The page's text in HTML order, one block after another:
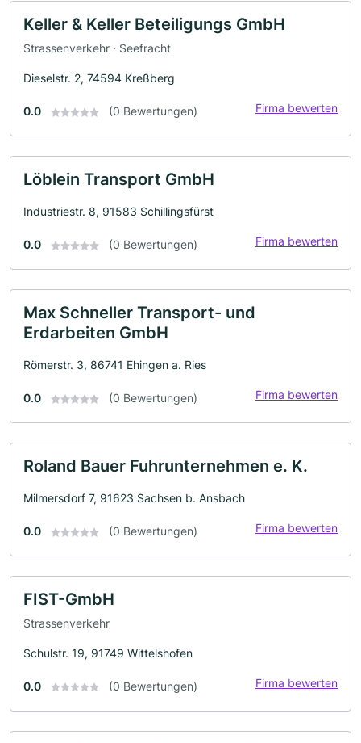
Keller & Keller Beteiligungs GmbH
Strassenverkehr · Seefracht
Dieselstr. 2, 74594 Kreßberg
0.0 (0 Bewertungen) Firma bewerten
Löblein Transport GmbH
Industriestr. 8, 91583 Schillingsfürst
0.0 (0 Bewertungen) Firma bewerten
Max Schneller Transport- und
Erdarbeiten GmbH
Römerstr. 3, 86741 Ehingen a. Ries
0.0 (0 Bewertungen) Firma bewerten
Roland Bauer Fuhrunternehmen e. K.
Milmersdorf 7, 91623 Sachsen b. Ansbach
0.0 (0 Bewertungen) Firma bewerten
FIST-GmbH
Strassenverkehr
Schulstr. 19, 91749 Wittelshofen
0.0 (0 Bewertungen) Firma bewerten